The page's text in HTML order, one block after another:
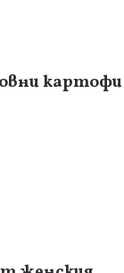
картофи